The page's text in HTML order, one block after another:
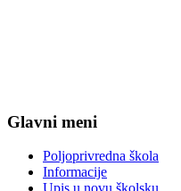
Glavni meni
Poljoprivredna škola
Informacije